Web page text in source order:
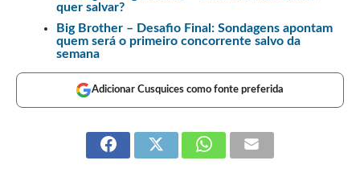
quer salvar?
Big Brother – Desafio Final: Sondagens apontam
quem será o primeiro concorrente salvo da
semana
Adicionar Cusquices como fonte preferida